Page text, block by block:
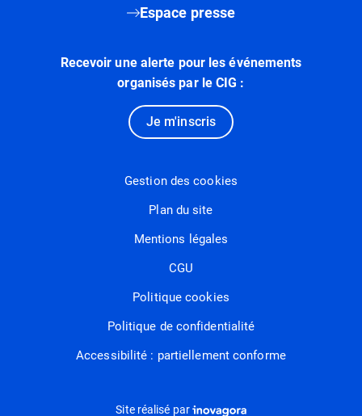
Espace presse
Recevoir une alerte pour les événements
organisés par le CIG :
Je m'inscris
Gestion des cookies
Plan du site
Mentions légales
CGU
Politique cookies
Politique de confidentialité
Accessibilité : partiellement conforme
Site réalisé parInovagora (ouverture dans un